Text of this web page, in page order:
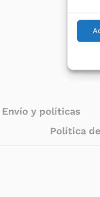
Envío y políticas
Política